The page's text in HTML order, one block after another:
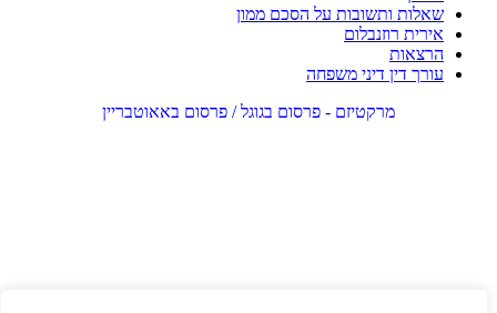
שאלות ותשובות על הסכם ממון
אירית רוזנבלום
הרצאות
עורך דין דיני משפחה
מרקטיזם - פרסום בגוגל / פרסום באאוטבריין